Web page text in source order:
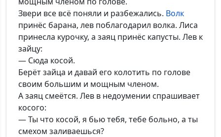
Звери все всё поняли и разбежались. Волк
принёс барана, лев поблагодарил волка. Лиса
принесла курочку, а заяц принёс капусты. Лев к
зайцу:
— Сюда косой.
Берёт зайца и давай его колотить по голове
своим большим и мощным членом.
А заяц смеётся. Лев в недоумении спрашивает
косого:
— Ты что косой, я бью тебя, тебе больно, а ты
смехом заливаешься?